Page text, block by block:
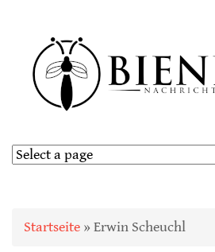
Sie sind hier
Startseite » Erwin Scheuchl